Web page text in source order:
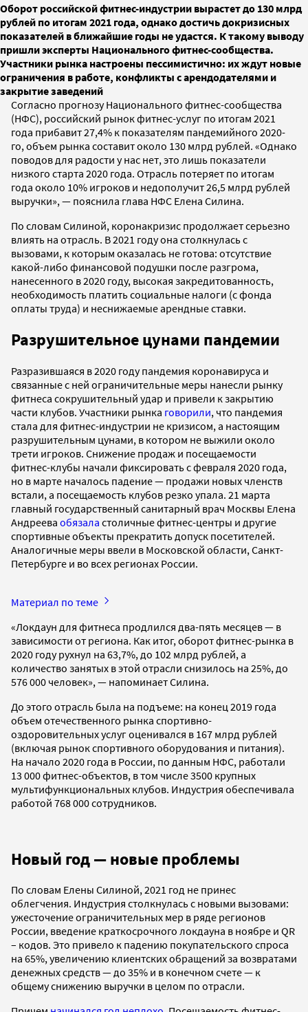
Оборот российской фитнес-индустрии вырастет до 130 млрд
рублей по итогам 2021 года, однако достичь докризисных
показателей в ближайшие годы не удастся. К такому выводу
пришли эксперты Национального фитнес-сообщества.
Участники рынка настроены пессимистично: их ждут новые
ограничения в работе, конфликты с арендодателями и
закрытие заведений
Согласно прогнозу Национального фитнес-сообщества
(НФС), российский рынок фитнес-услуг по итогам 2021
года прибавит 27,4% к показателям пандемийного 2020-
го, объем рынка составит около 130 млрд рублей. «Однако
поводов для радости у нас нет, это лишь показатели
низкого старта 2020 года. Отрасль потеряет по итогам
года около 10% игроков и недополучит 26,5 млрд рублей
выручки», — пояснила глава НФС Елена Силина.
По словам Силиной, коронакризис продолжает серьезно
влиять на отрасль. В 2021 году она столкнулась с
вызовами, к которым оказалась не готова: отсутствие
какой-либо финансовой подушки после разгрома,
нанесенного в 2020 году, высокая закредитованность,
необходимость платить социальные налоги (с фонда
оплаты труда) и неснижаемые арендные ставки.
Разрушительное цунами пандемии
Разразившаяся в 2020 году пандемия коронавируса и
связанные с ней ограничительные меры нанесли рынку
фитнеса сокрушительный удар и привели к закрытию
части клубов. Участники рынка говорили, что пандемия
стала для фитнес-индустрии не кризисом, а настоящим
разрушительным цунами, в котором не выжили около
трети игроков. Снижение продаж и посещаемости
фитнес-клубы начали фиксировать с февраля 2020 года,
но в марте началось падение — продажи новых членств
встали, а посещаемость клубов резко упала. 21 марта
главный государственный санитарный врач Москвы Елена
Андреева обязала столичные фитнес-центры и другие
спортивные объекты прекратить допуск посетителей.
Аналогичные меры ввели в Московской области, Санкт-
Петербурге и во всех регионах России.
Материал по теме
«Локдаун для фитнеса продлился два-пять месяцев — в
зависимости от региона. Как итог, оборот фитнес-рынка в
2020 году рухнул на 63,7%, до 102 млрд рублей, а
количество занятых в этой отрасли снизилось на 25%, до
576 000 человек», — напоминает Силина.
До этого отрасль была на подъеме: на конец 2019 года
объем отечественного рынка спортивно-
оздоровительных услуг оценивался в 167 млрд рублей
(включая рынок спортивного оборудования и питания).
На начало 2020 года в России, по данным НФС, работали
13 000 фитнес-объектов, в том числе 3500 крупных
мультифункциональных клубов. Индустрия обеспечивала
работой 768 000 сотрудников.
Новый год — новые проблемы
По словам Елены Силиной, 2021 год не принес
облегчения. Индустрия столкнулась с новыми вызовами:
ужесточение ограничительных мер в ряде регионов
России, введение краткосрочного локдауна в ноябре и QR
– кодов. Это привело к падению покупательского спроса
на 65%, увеличению клиентских обращений за возвратами
денежных средств — до 35% и в конечном счете — к
общему снижению выручки в целом по отрасли.